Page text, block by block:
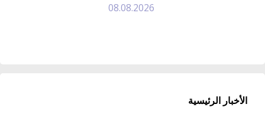
08.08.2026
الأخبار الرئيسية